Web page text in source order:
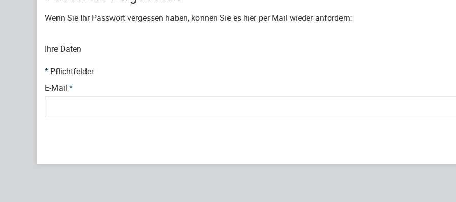
Wenn Sie Ihr Passwort vergessen haben, können Sie es hier per Mail wieder anfordern:
Ihre Daten
* Pflichtfelder
E-Mail *